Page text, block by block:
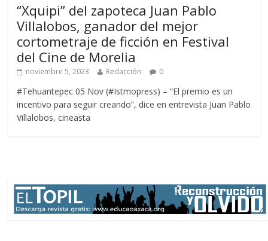
“Xquipi” del zapoteca Juan Pablo
Villalobos, ganador del mejor
cortometraje de ficción en Festival
del Cine de Morelia
noviembre 5, 2023 Redacción 0
#Tehuantepec 05 Nov (#Istmopress) – “El premio es un
incentivo para seguir creando”, dice en entrevista Juan Pablo
Villalobos, cineasta